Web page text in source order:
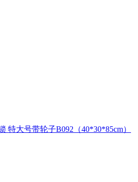
特大号带轮子B092（40*30*85cm）